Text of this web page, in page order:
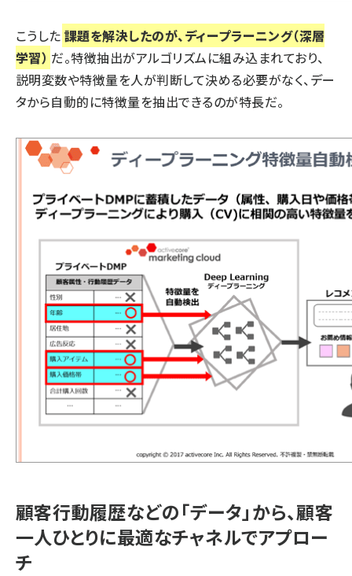
こうした 課題を解決したのが、ディープラーニング（深層
学習） だ。特徴抽出がアルゴリズムに組み込まれており、
説明変数や特徴量を人が判断して決める必要がなく、デー
タから自動的に特徴量を抽出できるのが特長だ。
顧客行動履歴などの「データ」から、顧客
一人ひとりに最適なチャネルでアプロー
チ